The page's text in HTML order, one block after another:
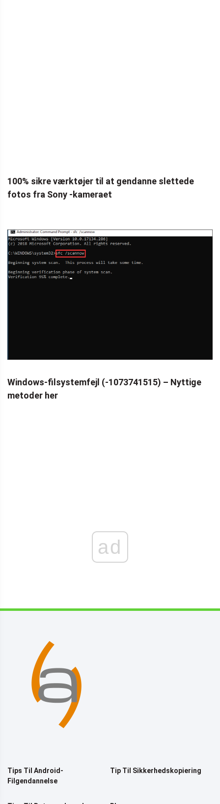
100% sikre værktøjer til at gendanne slettede
fotos fra Sony -kameraet
Windows-filsystemfejl (-1073741515) – Nyttige
metoder her
ad
Tips Til Android-
Filgendannelse
Tip Til Sikkerhedskopiering